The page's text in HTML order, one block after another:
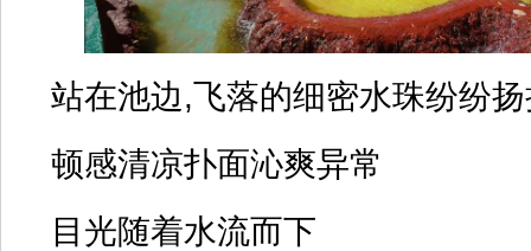
站在池边,飞落的细密水珠纷纷
顿感清凉扑面沁爽异常
目光随着水流而下